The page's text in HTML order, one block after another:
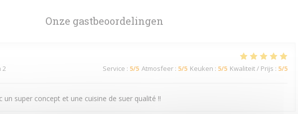
Onze gastbeoordelingen
2 Service : 5/5 Atmosfeer: 5/5 Keuken : 5/5 Kwaliteit / Prijs : 5/5
un super concept et une cuisine de suer qualité !!